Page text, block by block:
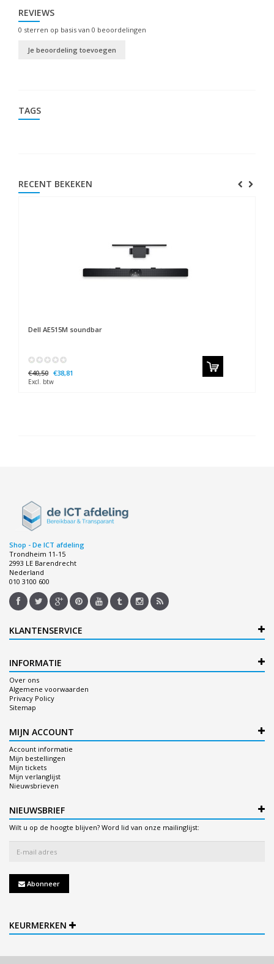
REVIEWS
0 sterren op basis van 0 beoordelingen
Je beoordeling toevoegen
TAGS
RECENT BEKEKEN
Dell AE515M soundbar
€40,50 €38,81
Excl. btw
Shop - De ICT afdeling
Trondheim 11-15
2993 LE Barendrecht
Nederland
010 3100 600
KLANTENSERVICE
INFORMATIE
Over ons
Algemene voorwaarden
Privacy Policy
Sitemap
MIJN ACCOUNT
Account informatie
Mijn bestellingen
Mijn tickets
Mijn verlanglijst
Nieuwsbrieven
NIEUWSBRIEF
Wilt u op de hoogte blijven? Word lid van onze mailinglijst:
Abonneer
KEURMERKEN